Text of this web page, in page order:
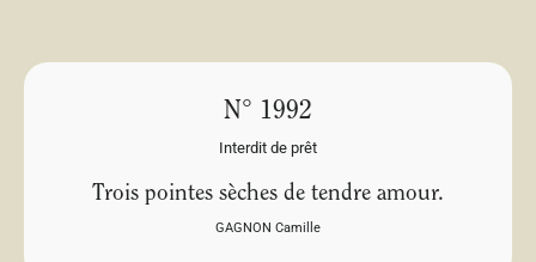
N° 1992
Interdit de prêt
Trois pointes sèches de tendre amour.
GAGNON Camille